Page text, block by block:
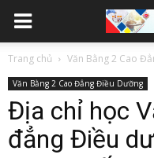
Trang chủ Văn Bằng 2 Cao
Văn Bằng 2 Cao Đẳng Điều Dưỡng
Địa chỉ học
đẳng Điều